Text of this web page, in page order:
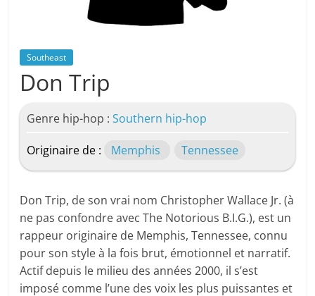
Southeast
Don Trip
Genre hip-hop :Southern hip-hop
Originaire de : Memphis Tennessee
Don Trip, de son vrai nom Christopher Wallace Jr. (à
ne pas confondre avec The Notorious B.I.G.), est un
rappeur originaire de Memphis, Tennessee, connu
pour son style à la fois brut, émotionnel et narratif.
Actif depuis le milieu des années 2000, il s’est
imposé comme l’une des voix les plus puissantes et